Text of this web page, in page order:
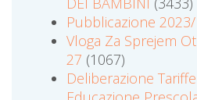
Pubblicazione
Vloga Za Sprejem
27 (1067)
Deliberazione